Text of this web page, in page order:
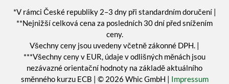
*V rámci České republiky 2–3 dny při standardním doručení |
**Nejnižší celková cena za posledních 30 dní před snížením
ceny.
Všechny ceny jsou uvedeny včetně zákonné DPH. |
***Všechny ceny v EUR, údaje v odlišných měnách jsou
nezávazné orientační hodnoty na základě aktuálního
směnného kurzu ECB | © 2026 Whic GmbH | Impressum